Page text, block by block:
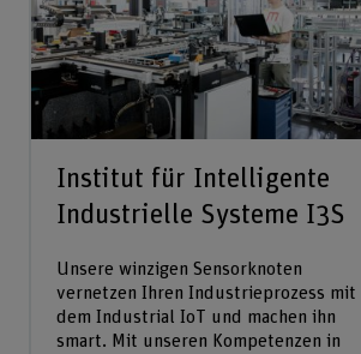
Institut für Intelligente
Industrielle Systeme I3S
Unsere winzigen Sensorknoten
vernetzen Ihren Industrieprozess mit
dem Industrial IoT und machen ihn
smart. Mit unseren Kompetenzen in